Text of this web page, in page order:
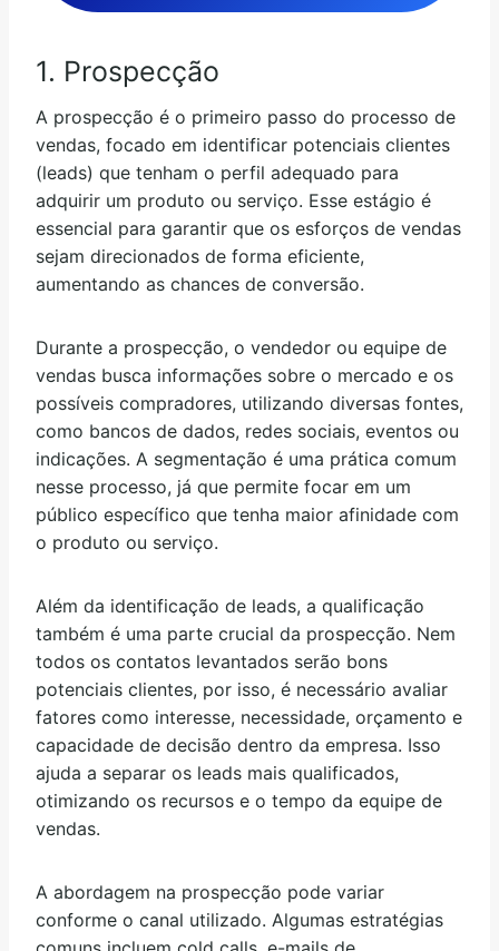
1. Prospecção
A prospecção é o primeiro passo do processo de
vendas, focado em identificar potenciais clientes
(leads) que tenham o perfil adequado para
adquirir um produto ou serviço. Esse estágio é
essencial para garantir que os esforços de vendas
sejam direcionados de forma eficiente,
aumentando as chances de conversão.
Durante a prospecção, o vendedor ou equipe de
vendas busca informações sobre o mercado e os
possíveis compradores, utilizando diversas fontes,
como bancos de dados, redes sociais, eventos ou
indicações. A segmentação é uma prática comum
nesse processo, já que permite focar em um
público específico que tenha maior afinidade com
o produto ou serviço.
Além da identificação de leads, a qualificação
também é uma parte crucial da prospecção. Nem
todos os contatos levantados serão bons
potenciais clientes, por isso, é necessário avaliar
fatores como interesse, necessidade, orçamento e
capacidade de decisão dentro da empresa. Isso
ajuda a separar os leads mais qualificados,
otimizando os recursos e o tempo da equipe de
vendas.
A abordagem na prospecção pode variar
conforme o canal utilizado. Algumas estratégias